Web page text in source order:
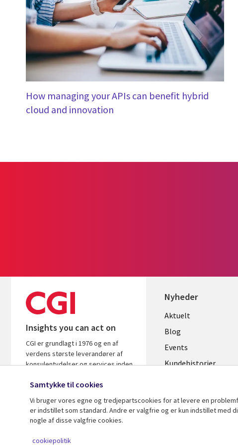
How managing your APIs can benefit hybrid
cloud and innovation
Insights you can act on
CGI er grundlagt i 1976 og en af
verdens største leverandører af
konsulentydelser og services inden
leverer indsigt og løsninger, der
Nyheder
Useful
links
DENMARK
Aktuelt
Blog
Events
Kundehistorier
Samtykke til cookies
Vi bruger vores egne og tredjepartscookies for at levere en
er indstillet som standard. Andre er valgfrie og er kun indstillet med
nogle af disse valgfrie cookies.
cookiepolitik